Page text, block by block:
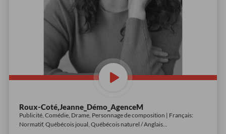
Roux-Coté,Jeanne_Démo_AgenceM
Publicité, Comédie, Drame, Personnage de composition | Français:
Normatif, Québécois joual, Québécois naturel / Anglais...